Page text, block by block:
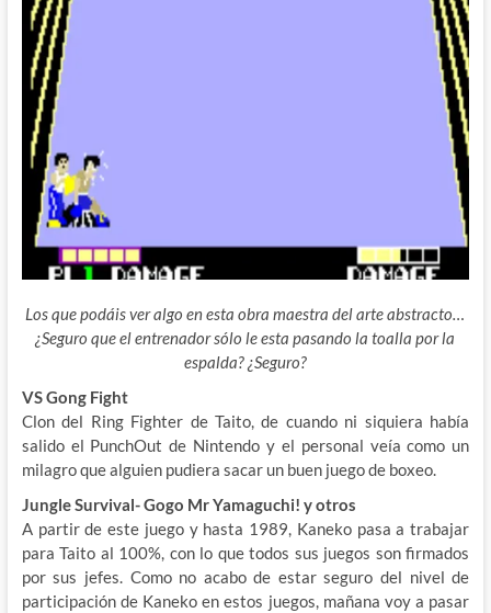
Los que podáis ver algo en esta obra maestra del arte abstracto…
¿Seguro que el entrenador sólo le esta pasando la toalla por la
espalda? ¿Seguro?
VS Gong Fight
Clon del Ring Fighter de Taito, de cuando ni siquiera había
salido el PunchOut de Nintendo y el personal veía como un
milagro que alguien pudiera sacar un buen juego de boxeo.
Jungle Survival- Gogo Mr Yamaguchi! y otros
A partir de este juego y hasta 1989, Kaneko pasa a trabajar
para Taito al 100%, con lo que todos sus juegos son firmados
por sus jefes. Como no acabo de estar seguro del nivel de
participación de Kaneko en estos juegos, mañana voy a pasar